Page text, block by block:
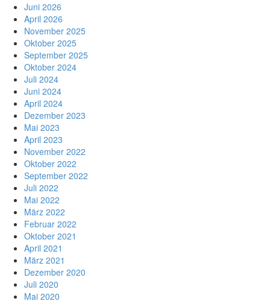
Juni 2026
April 2026
November 2025
Oktober 2025
September 2025
Oktober 2024
Juli 2024
Juni 2024
April 2024
Dezember 2023
Mai 2023
April 2023
November 2022
Oktober 2022
September 2022
Juli 2022
Mai 2022
März 2022
Februar 2022
Oktober 2021
April 2021
März 2021
Dezember 2020
Juli 2020
Mai 2020